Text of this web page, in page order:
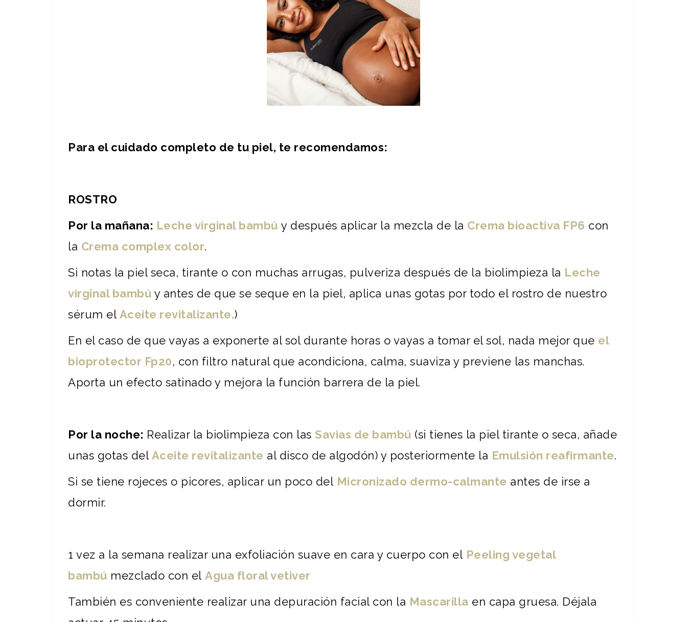
Para el cuidado completo de tu piel, te recomendamos:
ROSTRO
Por la mañana: Leche virginal bambú y después aplicar la mezcla de la Crema bioactiva FP6 con
la Crema complex color.
Si notas la piel seca, tirante o con muchas arrugas, pulveriza después de la biolimpieza la Leche
virginal bambú y antes de que se seque en la piel, aplica unas gotas por todo el rostro de nuestro
sérum el Aceite revitalizante.)
En el caso de que vayas a exponerte al sol durante horas o vayas a tomar el sol, nada mejor que el
bioprotector Fp20, con filtro natural que acondiciona, calma, suaviza y previene las manchas.
Aporta un efecto satinado y mejora la función barrera de la piel.
Por la noche: Realizar la biolimpieza con las Savias de bambú (si tienes la piel tirante o seca, añade
unas gotas del Aceite revitalizante al disco de algodón) y posteriormente la Emulsión reafirmante.
Si se tiene rojeces o picores, aplicar un poco del Micronizado dermo-calmante antes de irse a
dormir.
1 vez a la semana realizar una exfoliación suave en cara y cuerpo con el Peeling vegetal
bambú mezclado con el Agua floral vetiver
También es conveniente realizar una depuración facial con la Mascarilla en capa gruesa. Déjala